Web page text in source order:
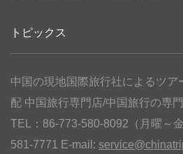
トピックス
中国の現地国際旅行社によるツア
配 中国旅行専門店/中国旅行の専
TEL：86-773-580-8092（月曜～
581-7771 E-mail: